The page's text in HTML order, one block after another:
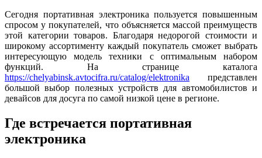
Сегодня портативная электроника пользуется повышенным
спросом у покупателей, что объясняется массой преимуществ
этой категории товаров. Благодаря недорогой стоимости и
широкому ассортименту каждый покупатель сможет выбрать
интересующую модель техники с оптимальным набором
функций. На странице каталога
https://chelyabinsk.avtocifra.ru/catalog/elektronika представлен
большой выбор полезных устройств для автомобилистов и
девайсов для досуга по самой низкой цене в регионе.
Где встречается портативная
электроника